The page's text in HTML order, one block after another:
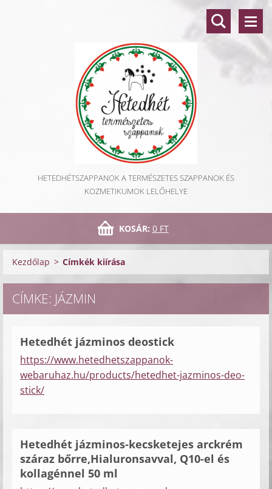
HETEDHÉTSZAPPANOK A TERMÉSZETES SZAPPANOK ÉS
KOZMETIKUMOK LELŐHELYE
KOSÁR: 0 FT
Kezdőlap > Címkék kiírása
CÍMKE: JÁZMIN
Hetedhét jázminos deostick
https://www.hetedhetszappanok-
webaruhaz.hu/products/hetedhet-jazminos-deo-
stick/
Hetedhét jázminos-kecsketejes arckrém
száraz bőrre,Hialuronsavval, Q10-el és
kollagénnel 50 ml